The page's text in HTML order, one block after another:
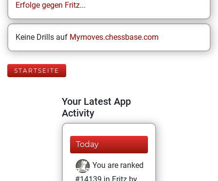
Erfolge gegen Fritz...
Keine Drills auf Mymoves.chessbase.com
STARTSEITE
Your Latest App
Activity
Today
You are ranked